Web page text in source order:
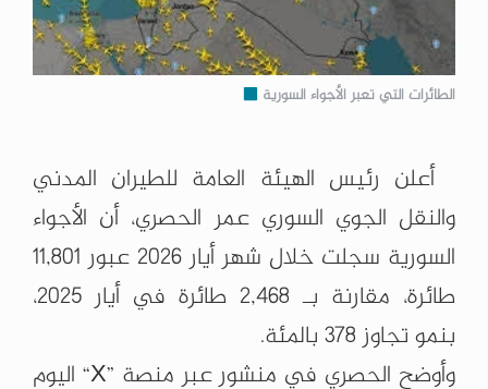
الطائرات التي تعبر الأجواء السورية
‏ أعلن رئيس الهيئة العامة للطيران المدني
والنقل الجوي السوري عمر الحصري، أن الأجواء
السورية سجلت خلال شهر أيار 2026 ‏عبور 11,801
طائرة، مقارنة بـ 2,468 طائرة في أيار 2025،
‏بنمو تجاوز 378 بالمئة‎.‎
وأوضح الحصري في منشور عبر منصة‎ “X” ‎اليوم